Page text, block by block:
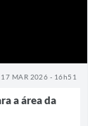
17 MAR 2026 - 16h51
a área da